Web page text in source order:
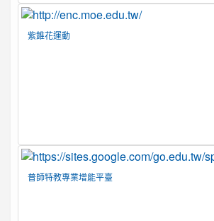
紫錐花運動
普師特教專業增能平臺